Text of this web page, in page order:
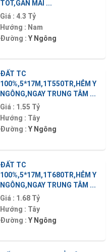
TỐT,GẦN MAI ...
Giá : 4.3 Tỷ
Hướng : Nam
Đường : Y Ngông
ĐẤT TC
100%,5*17M,1T550TR,HẺM Y
NGÔNG,NGAY TRUNG TÂM ...
Giá : 1.55 Tỷ
Hướng : Tây
Đường : Y Ngông
ĐẤT TC
100%,5*17M,1T680TR,HẺM Y
NGÔNG,NGAY TRUNG TÂM ...
Giá : 1.68 Tỷ
Hướng : Tây
Đường : Y Ngông